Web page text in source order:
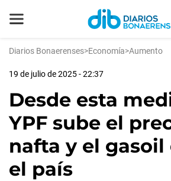
Diarios Bonaerenses>Economía>Aumento
19 de julio de 2025 - 22:37
Desde esta
YPF sube el
nafta y el gasoil
el país